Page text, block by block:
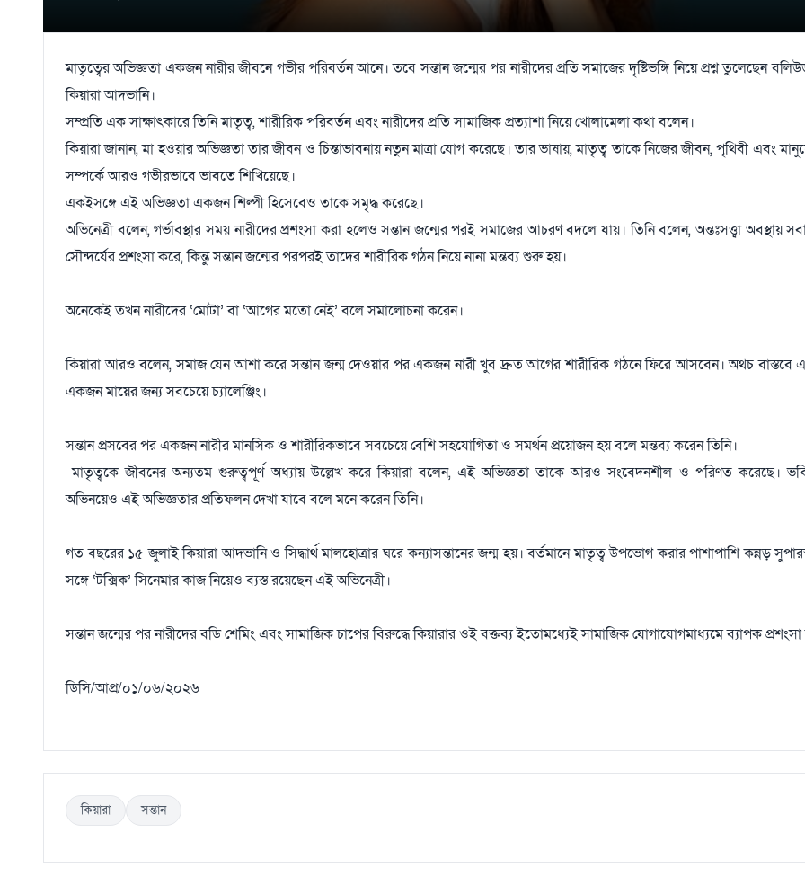
মাতৃত্বের অভিজ্ঞতা একজন নারীর জীবনে গভীর পরিবর্তন আনে। তবে সন্তান জন্মের পর নারীদের প্রতি সমাজের দৃষ্টিভঙ্গি নিয়ে প্রশ্ন তুলেছেন
কিয়ারা আদভানি।
সম্প্রতি এক সাক্ষাৎকারে তিনি মাতৃত্ব, শারীরিক পরিবর্তন এবং নারীদের প্রতি সামাজিক প্রত্যাশা নিয়ে খোলামেলা কথা বলেন।
কিয়ারা জানান, মা হওয়ার অভিজ্ঞতা তার জীবন ও চিন্তাভাবনায় নতুন মাত্রা যোগ করেছে। তার ভাষায়, মাতৃত্ব তাকে নিজের জীবন, পৃথিবী এবং
সম্পর্কে আরও গভীরভাবে ভাবতে শিখিয়েছে।
একইসঙ্গে এই অভিজ্ঞতা একজন শিল্পী হিসেবেও তাকে সমৃদ্ধ করেছে।
অভিনেত্রী বলেন, গর্ভাবস্থার সময় নারীদের প্রশংসা করা হলেও সন্তান জন্মের পরই সমাজের আচরণ বদলে যায়। তিনি বলেন, অন্তঃসত্ত্বা অবস্থায়
সৌন্দর্যের প্রশংসা করে, কিন্তু সন্তান জন্মের পরপরই তাদের শারীরিক গঠন নিয়ে নানা মন্তব্য শুরু হয়।
অনেকেই তখন নারীদের ‘মোটা’ বা ‘আগের মতো নেই’ বলে সমালোচনা করেন।
কিয়ারা আরও বলেন, সমাজ যেন আশা করে সন্তান জন্ম দেওয়ার পর একজন নারী খুব দ্রুত আগের শারীরিক গঠনে ফিরে আসবেন। অথচ বাস্তবে
একজন মায়ের জন্য সবচেয়ে চ্যালেঞ্জিং।
সন্তান প্রসবের পর একজন নারীর মানসিক ও শারীরিকভাবে সবচেয়ে বেশি সহযোগিতা ও সমর্থন প্রয়োজন হয় বলে মন্তব্য করেন তিনি।
মাতৃত্বকে জীবনের অন্যতম গুরুত্বপূর্ণ অধ্যায় উল্লেখ করে কিয়ারা বলেন, এই অভিজ্ঞতা তাকে আরও সংবেদনশীল ও পরিণত করেছে।
অভিনয়েও এই অভিজ্ঞতার প্রতিফলন দেখা যাবে বলে মনে করেন তিনি।
গত বছরের ১৫ জুলাই কিয়ারা আদভানি ও সিদ্ধার্থ মালহোত্রার ঘরে কন্যাসন্তানের জন্ম হয়। বর্তমানে মাতৃত্ব উপভোগ করার পাশাপাশি কন্নড়
সঙ্গে ‘টক্সিক’ সিনেমার কাজ নিয়েও ব্যস্ত রয়েছেন এই অভিনেত্রী।
সন্তান জন্মের পর নারীদের বডি শেমিং এবং সামাজিক চাপের বিরুদ্ধে কিয়ারার ওই বক্তব্য ইতোমধ্যেই সামাজিক যোগাযোগমাধ্যমে ব্যাপক
ডিসি/আপ্র/০১/০৬/২০২৬
কিয়ারা সন্তান